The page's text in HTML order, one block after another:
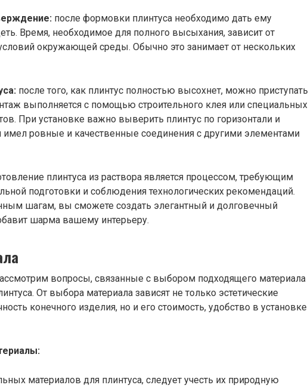
после формовки плинтуса необходимо дать ему
Время, необходимое для полного высыхания, зависит от
окружающей среды. Обычно это занимает от нескольких
после того, как плинтус полностью высохнет, можно приступать
выполняется с помощью строительного клея или специальных
При установке важно выверить плинтус по горизонтали и
имел ровные и качественные соединения с другими элементами
плинтуса из раствора является процессом, требующим
подготовки и соблюдения технологических рекомендаций.
шагам, вы сможете создать элегантный и долговечный
шарма вашему интерьеру.
вопросы, связанные с выбором подходящего материала
От выбора материала зависят не только эстетические
конечного изделия, но и его стоимость, удобство в установке
материалов для плинтуса, следует учесть их природную